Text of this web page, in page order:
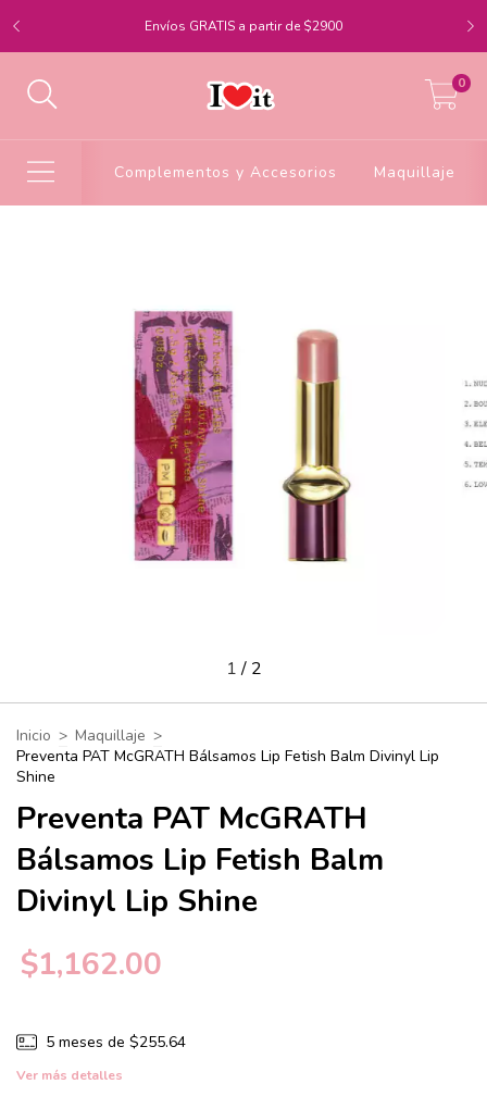
Envíos GRATIS a partir de $2900
0
Complementos y Accesorios Maquillaje
1/ 2
Inicio > Maquillaje >
Preventa PAT McGRATH Bálsamos Lip Fetish Balm Divinyl Lip
Shine
Preventa PAT McGRATH
Bálsamos Lip Fetish Balm
Divinyl Lip Shine
$1,162.00
5 meses de $255.64
Ver más detalles